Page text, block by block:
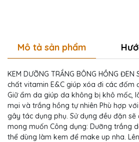
Mô tả sản phẩm
KEM DƯỠNG TRẮNG BÔNG HỒNG ĐEN
chất vitamin E&C giúp xóa đi các đốm
Giữ ẩm da giúp da không bị khô mốc,
mại và trắng hồng tự nhiên Phù hợp
gây tác dụng phụ. Sử dụng đều đặn
mong muốn Công dụng: Dưỡng trắng
thể dùng làm kem để make up nha.